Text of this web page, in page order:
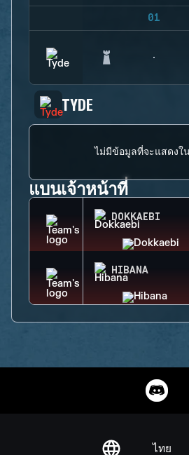
01
TYDE
ไม่มีข้อมูลที่จะแสดง
แบนเจ้าหน้าที่
DOKKAEBI
HIBANA
ไทย